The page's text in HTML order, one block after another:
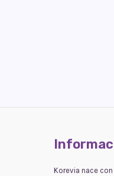
Korevia nace